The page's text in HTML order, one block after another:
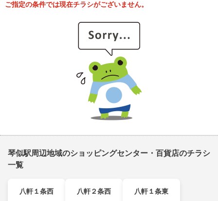
ご指定の条件では現在チラシがございません。
琴似駅周辺地域のショッピングセンター・百貨店のチラシ
一覧
八軒１条西 八軒２条西 八軒１条東